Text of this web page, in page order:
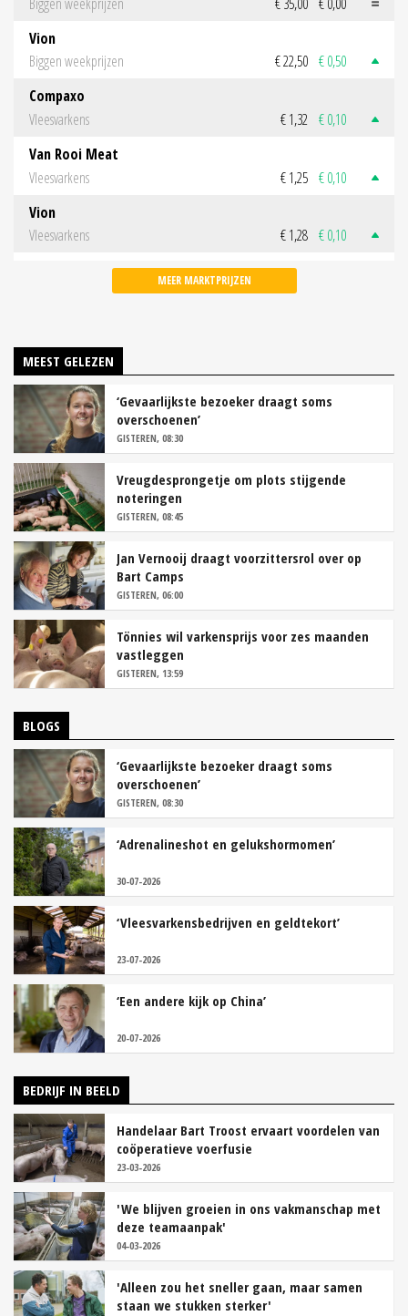
Vion
Biggen weekprijzen
€ 22,50 € 0,50
Compaxo
Vleesvarkens
€ 1,32 € 0,10
Van Rooi Meat
Vleesvarkens
€ 1,25 € 0,10
Vion
Vleesvarkens
€ 1,28 € 0,10
MEER MARKTPRIJZEN
MEEST GELEZEN
‘Gevaarlijkste bezoeker draagt soms
overschoenen’
GISTEREN, 08:30
Vreugdesprongetje om plots stijgende
noteringen
GISTEREN, 08:45
Jan Vernooij draagt voorzittersrol over op
Bart Camps
GISTEREN, 06:00
Tönnies wil varkensprijs voor zes maanden
vastleggen
GISTEREN, 13:59
BLOGS
‘Gevaarlijkste bezoeker draagt soms
overschoenen’
GISTEREN, 08:30
‘Adrenalineshot en gelukshormomen’
30-07-2026
‘Vleesvarkensbedrijven en geldtekort’
23-07-2026
‘Een andere kijk op China’
20-07-2026
BEDRIJF IN BEELD
Handelaar Bart Troost ervaart voordelen van
coöperatieve voerfusie
23-03-2026
'We blijven groeien in ons vakmanschap met
deze teamaanpak'
04-03-2026
'Alleen zou het sneller gaan, maar samen
staan we stukken sterker'